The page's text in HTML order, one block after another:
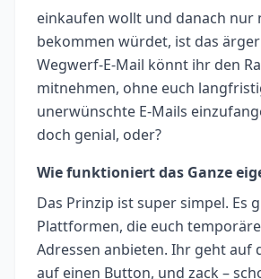
einkaufen wollt und danach nur
bekommen würdet, ist das
Wegwerf-E-Mail könnt ihr den
mitnehmen, ohne euch
unerwünschte E-Mails
doch genial, oder?
Wie funktioniert das Ganze
Das Prinzip ist super simpel. Es
Plattformen, die euch
Adressen anbieten. Ihr geht auf
auf einen Button, und zack –